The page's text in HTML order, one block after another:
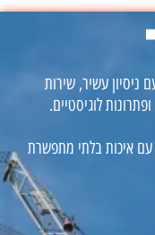
את ענף הבנייה בישראל מאז 1930, עם ניסיון עשיר, שירות
לוגיסטיים.
איכות בלתי מתפשרת